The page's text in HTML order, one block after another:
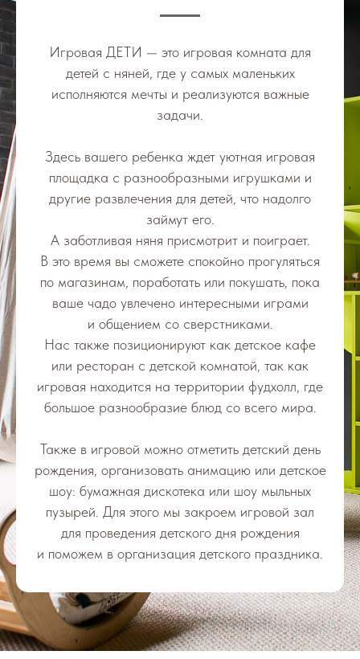
Игровая ДЕТИ — это игровая комната для
детей с няней, где у самых маленьких
исполняются мечты и реализуются важные
задачи.
Здесь вашего ребенка ждет уютная игровая
площадка с разнообразными игрушками и
другие развлечения для детей, что надолго
займут его.
А заботливая няня присмотрит и поиграет.
В это время вы сможете спокойно прогуляться
по магазинам, поработать или покушать, пока
ваше чадо увлечено интересными играми
и общением со сверстниками.
Нас также позиционируют как детское кафе
или ресторан с детской комнатой, так как
игровая находится на территории фудхолл, где
большое разнообразие блюд со всего мира.
Также в игровой можно отметить детский день
рождения, организовать анимацию или детское
шоу: бумажная дискотека или шоу мыльных
пузырей. Для этого мы закроем игровой зал
для проведения детского дня рождения
и поможем в организация детского праздника.